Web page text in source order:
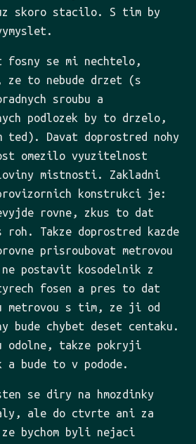
skoro stacilo. S tim by
fosny se mi nechtelo,
to nebude drzet (s
sroubu a
podlozek by to drzelo,
ted). Davat doprostred nohy
omezilo vyuzitelnost
mistnosti. Zakladni
konstrukci je:
rovne, zkus to dat
roh. Takze doprostred kazde
prisroubovat metrovou
postavit kosodelnik z
fosen a pres to dat
metrovou s tim, ze ji od
bude chybet deset centaku.
odolne, takze pokryji
a bude to v podode.
se diry na hmozdinky
ale do ctvrte ani za
bychom byli nejaci